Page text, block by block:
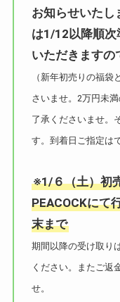
お知らせいたし
は1/12以降順次
いただきますの
（新年初売りの福
さいませ。2万円未
了承くださいませ。
す。到着日ご指定は
※1/６（土）初
PEACOCKにて
末まで
期間以降の受け取り
ください。またご返
せ。